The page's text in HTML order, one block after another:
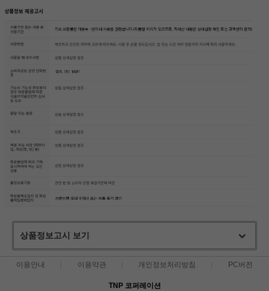
상품정보고시 보기
이용안내 이용약관 개인정보처리방침 PC버전
TNP 코퍼레이션